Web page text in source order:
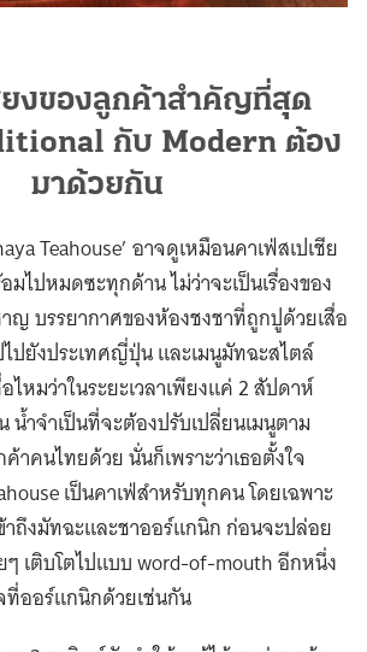
ยงของลูกค้าสำคัญที่สุด
กับ Modern ต้อง
มาด้วยกัน
Teahouse’ อาจดูเหมือนคาเฟ่สเปเชีย
ไปหมดซะทุกด้าน ไม่ว่าจะเป็นเรื่องของ
ญ บรรยากาศของห้องชงชาที่ถูกปูด้วยเสื่อ
ปยังประเทศญี่ปุ่น และเมนูมัทฉะสไตล์
ไหมว่าในระยะเวลาเพียงแค่ 2 สัปดาห์
น้ำจำเป็นที่จะต้องปรับเปลี่ยนเมนูตาม
าคนไทยด้วย นั่นก็เพราะว่าเธอตั้งใจ
เป็นคาเฟ่สำหรับทุกคน โดยเฉพาะ
ถึงมัทฉะและชาออร์แกนิก ก่อนจะปล่อย
เติบโตไปแบบ word-of-mouth อีกหนึ่ง
ที่ออร์แกนิกด้วยเช่นกัน